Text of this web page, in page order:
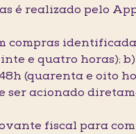
é realizado pelo
compras
e quatro horas);
(quarenta e oito
acionado
fiscal para